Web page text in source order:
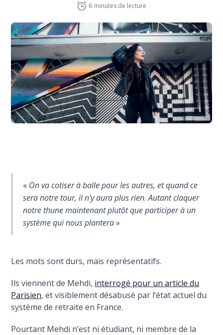
6 minutes de lecture
« On va cotiser à balle pour les autres, et quand ce
sera notre tour, il n’y aura plus rien. Autant claquer
notre thune maintenant plutôt que participer à un
système qui nous plantera»
Les mots sont durs, mais représentatifs.
Ils viennent de Mehdi, interrogé pour un article du
Parisien, et visiblement désabusé par l’état actuel du
système de retraite en France.
Pourtant Mehdi n’est ni étudiant, ni membre de la